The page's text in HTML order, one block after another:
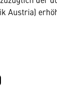
Austria)